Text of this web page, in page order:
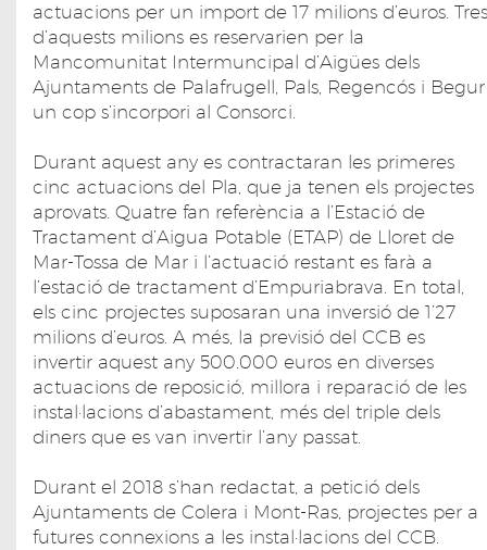
actuacions per un import de 17 milions d’euros. Tres
d’aquests milions es reservarien per la
Mancomunitat Intermuncipal d’Aigües dels
Ajuntaments de Palafrugell, Pals, Regencós i Begur
un cop s’incorpori al Consorci.
Durant aquest any es contractaran les primeres
cinc actuacions del Pla, que ja tenen els projectes
aprovats. Quatre fan referència a l’Estació de
Tractament d’Aigua Potable (ETAP) de Lloret de
Mar-Tossa de Mar i l’actuació restant es farà a
l’estació de tractament d’Empuriabrava. En total,
els cinc projectes suposaran una inversió de 1’27
milions d’euros. A més, la previsió del CCB es
invertir aquest any 500.000 euros en diverses
actuacions de reposició, millora i reparació de les
instal·lacions d’abastament, més del triple dels
diners que es van invertir l’any passat.
Durant el 2018 s’han redactat, a petició dels
Ajuntaments de Colera i Mont-Ras, projectes per a
futures connexions a les instal·lacions del CCB.